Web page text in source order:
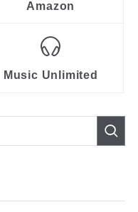
Amazon
Music Unlimited